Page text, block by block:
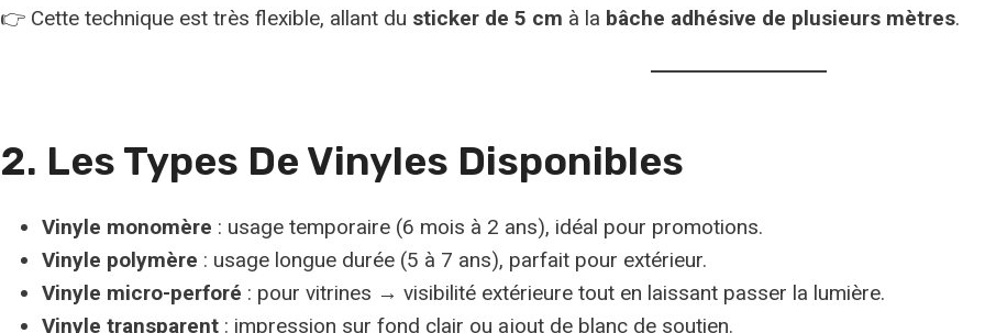
👉 Cette technique est très flexible, allant du sticker de 5 cm à la bâche adhésive de plusieurs mètres.
2. Les Types De Vinyles Disponibles
Vinyle monomère : usage temporaire (6 mois à 2 ans), idéal pour promotions.
Vinyle polymère : usage longue durée (5 à 7 ans), parfait pour extérieur.
Vinyle micro-perforé : pour vitrines → visibilité extérieure tout en laissant passer la lumière.
Vinyle transparent : impression sur fond clair ou ajout de blanc de soutien.